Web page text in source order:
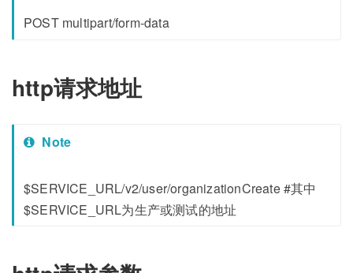
POST multipart/form-data
http请求地址
Note
$SERVICE_URL/v2/user/organizationCreate #其中
$SERVICE_URL为生产或测试的地址